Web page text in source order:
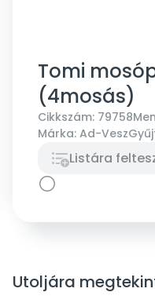
Tomi
(4mosás)
Cikkszám: 79758
Márka: Ad-Vesz
Listára
Utoljára